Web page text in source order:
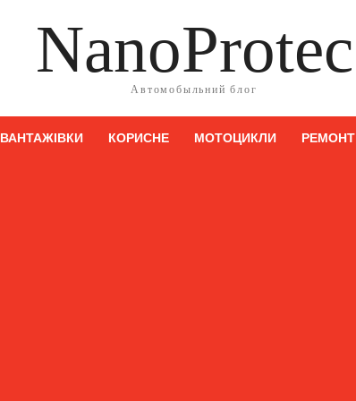
NanoProtec
Автомобыльний блог
ВАНТАЖІВКИ КОРИСНЕ МОТОЦИКЛИ РЕМОНТ